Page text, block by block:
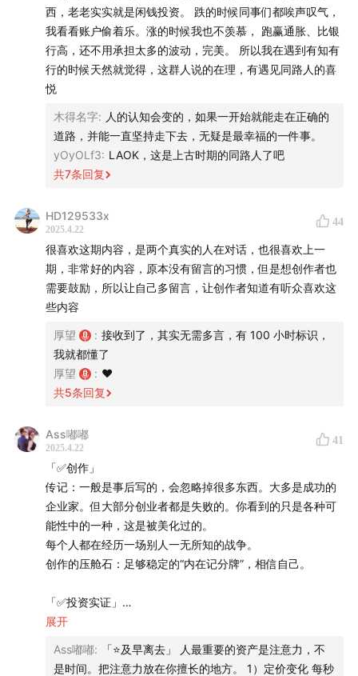
分散意味着杜绝了异常值
那又有哪些事做得不够好？
命运之路，从未分叉⭐️
要是不这么干，老子就不干了
聊聊有知有行三大策略：长钱账户，稳钱账户，海
48:39 孟岩理想中的投顾，长什么样？
投资的本质是保证你的购买力不下降
指数投资的几个超额回报⭐️
有知有行就是想做一个更好的指数
水下的工作
1:03:06
能力圈：我确信自己比市场平均水平好10倍的事。
你怀疑？那就是没有
1:07:31及早离去⭐️
1:16:42“一棒子把你打醒”
本期内容相关资料：
大时代片尾，用电脑对股市必胜法进行破译（有点像今
天的AI），得出结论如下：
西，老老实实就是闲钱投资。 跌的时候同事们都唉声叹气，
我看看账户偷着乐。涨的时候我也不羡慕， 跑赢通胀、比银
行高，还不用承担太多的波动，完美。 所以我在遇到有知有
行的时候天然就觉得，这群人说的在理，有遇见同路人的喜
悦
木得名字: 人的认知会变的，如果一开始就能走在正确的
道路，并能一直坚持走下去，无疑是最幸福的一件事。
yOyOLf3: LAOK，这是上古时期的同路人了吧
共7条回复
HD129533x
2025.4.22
44
很喜欢这期内容，是两个真实的人在对话，也很喜欢上一
期，非常好的内容，原本没有留言的习惯，但是想创作者也
需要鼓励，所以让自己多留言，让创作者知道有听众喜欢这
些内容
厚望 : 接收到了，其实无需多言，有 100 小时标识，
我就都懂了
厚望
: ❤️
共5条回复
Ass嘟嘟
2025.4.22
41
「✅创作」
传记：一般是事后写的，会忽略掉很多东西。大多是成功的
企业家。但大部分创业者都是失败的。你看到的只是各种可
能性中的一种，这是被美化过的。
每个人都在经历一场别人一无所知的战争。
创作的压舱石：足够稳定的“内在记分牌”，相信自己。
「✅投资实证」
相比贝塔：对比沪深300全收益，超额2%左右。
占用时间精力更少。
展开
Ass嘟嘟:
「⭐️及早离去」 人最重要的资产是注意力，不
是时间。把注意力放在你擅长的地方。 1）定价变化 每秒